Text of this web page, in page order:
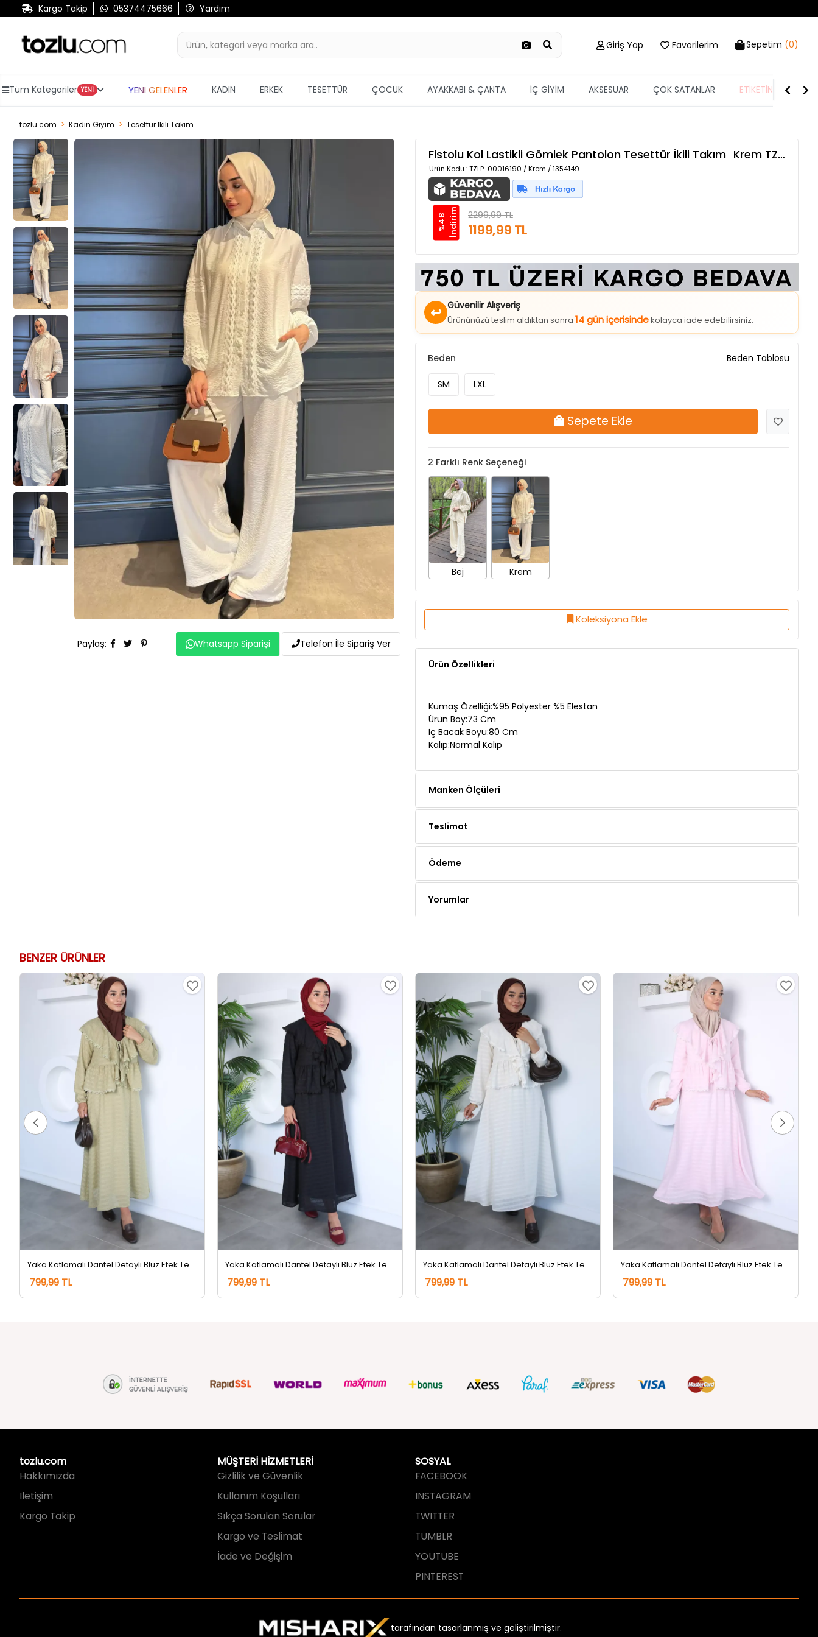
Kargo Takip 05374475666 Yardım
Giriş Yap Favorilerim Sepetim (0)
Tüm Kategoriler YENİ YENİ GELENLER KADIN ERKEK TESETTÜR ÇOCUK AYAKKABI & ÇANTA İÇ GİYİM AKSESUAR ÇOK SATANLAR ETİKETİN YARISI
tozlu.com Kadın Giyim Tesettür İkili Takım
Paylaş: Whatsapp Siparişi Telefon İle Sipariş Ver
Fistolu Kol Lastikli Gömlek Pantolon Tesettür İkili Takım Krem TZLP-00016190
Ürün Kodu : TZLP-00016190 / Krem / 1354149
%
4
8
İ
n
d
i
r
i m 2299,99 TL
1199,99 TL
↩ Güvenilir Alışveriş
Ürününüzü teslim aldıktan sonra14 gün içerisindekolayca iade edebilirsiniz.
SM
2Farklı Renk Seçeneği
Bej Krem
Koleksiyona Ekle
Ürün Özellikleri
İç Bacak Boyu:80 Cm
Kalıp:Normal Kalıp
799,99 TL 799,99 TL 799,99 TL 799,99 TL
tozlu.com
İletişim
Kargo Takip
MÜŞTERİ HİZMETLERİ
Kullanım Koşulları
SOSYAL
INSTAGRAM
tarafından tasarlanmış ve geliştirilmiştir.